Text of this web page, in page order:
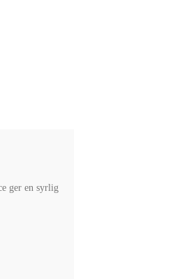
ger en syrlig